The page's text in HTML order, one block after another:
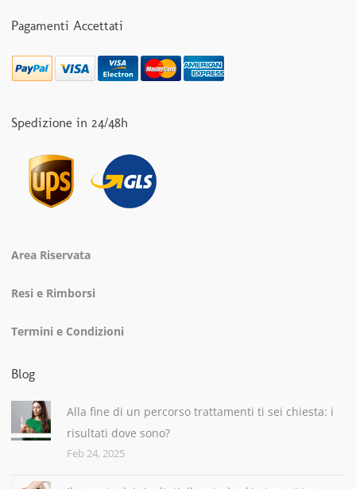
Pagamenti Accettati
Spedizione in 24/48h
Area Riservata
Resi e Rimborsi
Termini e Condizioni
Blog
Alla fine di un percorso trattamenti ti sei chiesta: i
risultati dove sono?
Feb 24, 2025